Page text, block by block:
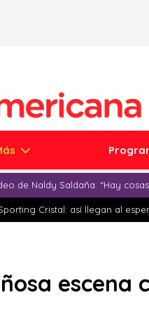
de Naldy Saldaña: “Hay
Cristal: así llegan al
escena